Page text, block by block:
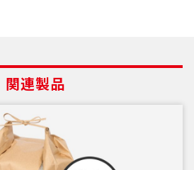
関連製品